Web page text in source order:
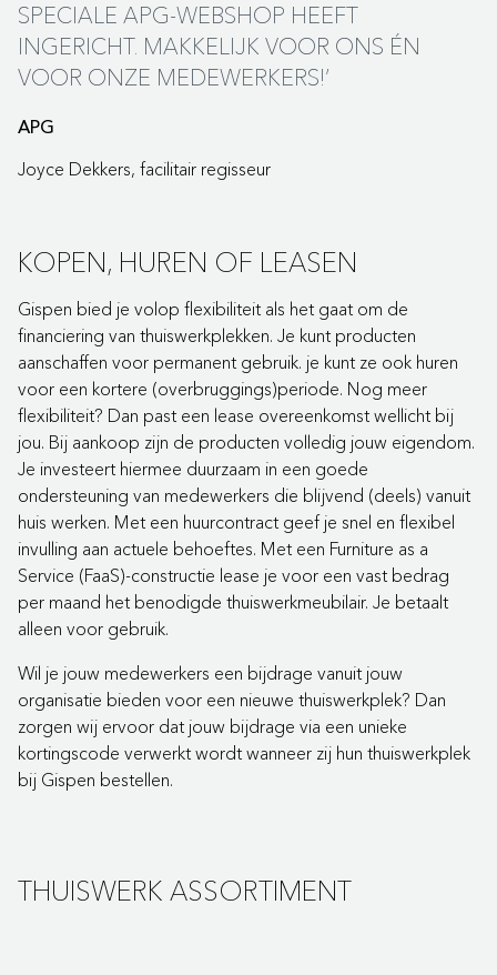
SPECIALE APG-WEBSHOP HEEFT
INGERICHT. MAKKELIJK VOOR ONS ÉN
VOOR ONZE MEDEWERKERS!’
APG
Joyce Dekkers, facilitair regisseur
KOPEN, HUREN OF LEASEN
Gispen bied je volop flexibiliteit als het gaat om de
financiering van thuiswerkplekken. Je kunt producten
aanschaffen voor permanent gebruik. je kunt ze ook huren
voor een kortere (overbruggings)periode. Nog meer
flexibiliteit? Dan past een lease overeenkomst wellicht bij
jou. Bij aankoop zijn de producten volledig jouw eigendom.
Je investeert hiermee duurzaam in een goede
ondersteuning van medewerkers die blijvend (deels) vanuit
huis werken. Met een huurcontract geef je snel en flexibel
invulling aan actuele behoeftes. Met een Furniture as a
Service (FaaS)-constructie lease je voor een vast bedrag
per maand het benodigde thuiswerkmeubilair. Je betaalt
alleen voor gebruik.
Wil je jouw medewerkers een bijdrage vanuit jouw
organisatie bieden voor een nieuwe thuiswerkplek? Dan
zorgen wij ervoor dat jouw bijdrage via een unieke
kortingscode verwerkt wordt wanneer zij hun thuiswerkplek
bij Gispen bestellen.
THUISWERK ASSORTIMENT